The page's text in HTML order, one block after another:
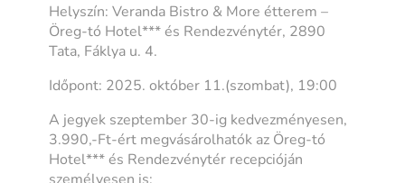
Helyszín: Veranda Bistro & More étterem –
Öreg-tó Hotel*** és Rendezvénytér, 2890
Tata, Fáklya u. 4.
Időpont: 2025. október 11.(szombat), 19:00
A jegyek szeptember 30-ig kedvezményesen,
3.990,-Ft-ért megvásárolhatók az Öreg-tó
Hotel*** és Rendezvénytér recepcióján